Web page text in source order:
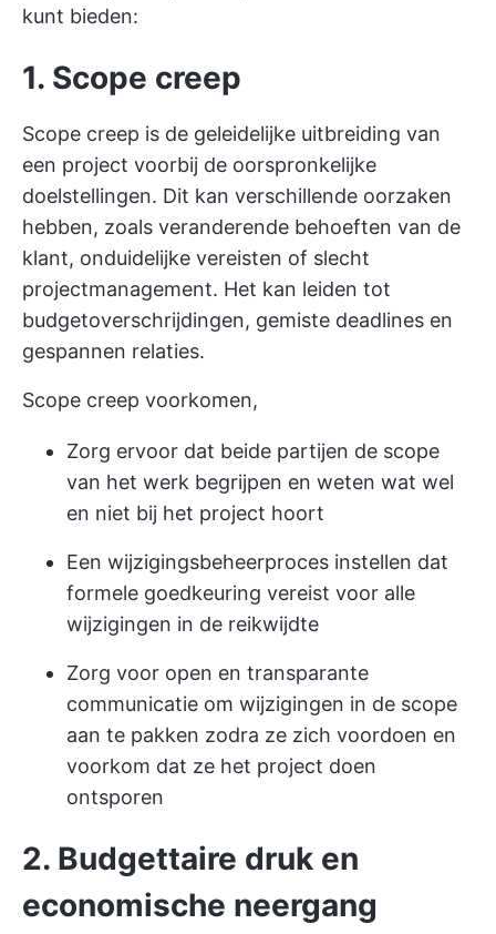
kunt bieden:
1. Scope creep
Scope creep is de geleidelijke uitbreiding van
een project voorbij de oorspronkelijke
doelstellingen. Dit kan verschillende oorzaken
hebben, zoals veranderende behoeften van de
klant, onduidelijke vereisten of slecht
projectmanagement. Het kan leiden tot
budgetoverschrijdingen, gemiste deadlines en
gespannen relaties.
Scope creep voorkomen,
Zorg ervoor dat beide partijen de scope
van het werk begrijpen en weten wat wel
en niet bij het project hoort
Een wijzigingsbeheerproces instellen dat
formele goedkeuring vereist voor alle
wijzigingen in de reikwijdte
Zorg voor open en transparante
communicatie om wijzigingen in de scope
aan te pakken zodra ze zich voordoen en
voorkom dat ze het project doen
ontsporen
2. Budgettaire druk en
economische neergang